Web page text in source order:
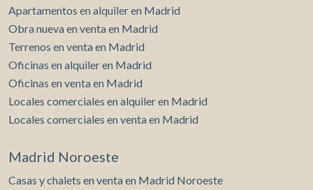
Apartamentos en alquiler en Madrid
Obra nueva en venta en Madrid
Terrenos en venta en Madrid
Oficinas en alquiler en Madrid
Oficinas en venta en Madrid
Locales comerciales en alquiler en Madrid
Locales comerciales en venta en Madrid
Madrid Noroeste
Casas y chalets en venta en Madrid Noroeste